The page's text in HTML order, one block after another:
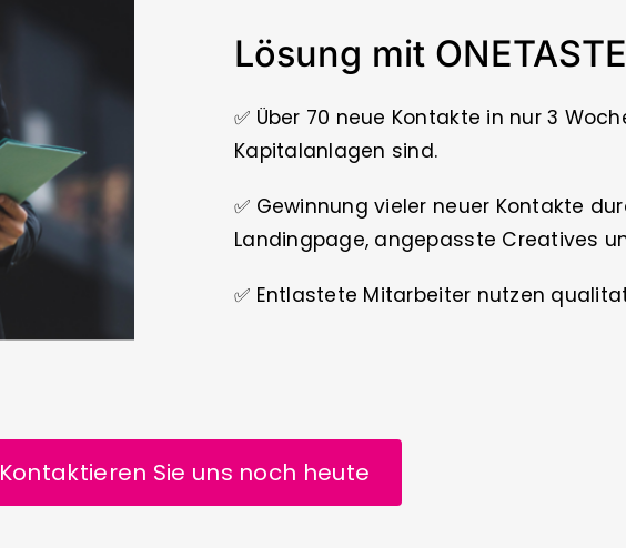
Lösung mit ONETASTE
✅ Über 70 neue Kontakte in nur 3
Kapitalanlagen sind.
✅ Gewinnung vieler neuer Kontakte
Landingpage, angepasste Creatives
✅ Entlastete Mitarbeiter nutzen
Kontaktieren Sie uns noch heute